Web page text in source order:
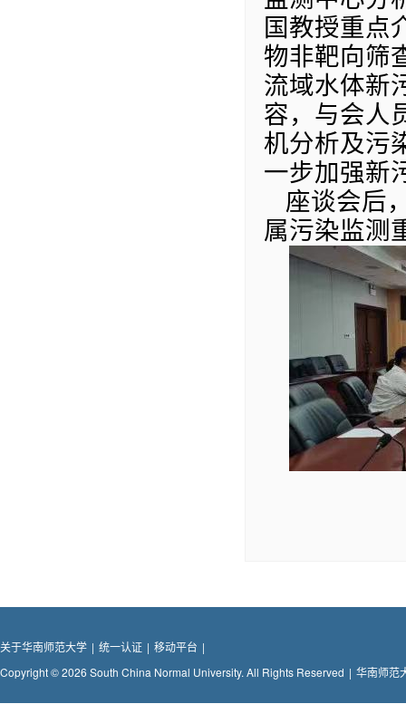
国教授重点
物非靶向筛
流域水体新
容，与会人
机分析及污
一步加强新
座谈会后
属污染监测
关于华南师范大学 | 统一认证 | 移动平台 |
Copyright © 2026 South China Normal University. All Rights Reserved | 华南师范